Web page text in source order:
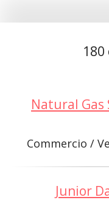
Natural
Commercio /
Junior